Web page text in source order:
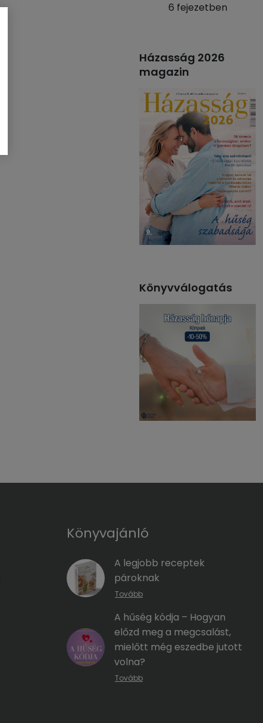
6 fejezetben
Házasság 2026
magazin
Könyvválogatás
Könyvajánló
A legjobb receptek
pároknak
Tovább
A hűség kódja – Hogyan
előzd meg a megcsalást,
mielőtt még eszedbe jutott
volna?
Tovább